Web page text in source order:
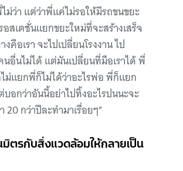
ม่ว่า แต่ว่าพี่แค่ไม่รอให้มีรถขนขยะ
สเตชั่นแยกขยะใหม่ที่จะสร้างเสร็จ
คือเรา จะไปเปลี่ยนโรงงาน ไป
นอื่นไม่ได้ แต่มันเปลี่ยนที่มือเราได้ พี่
ม่แยกพี่ก็ไม่ได้ว่าอะไรพ่อ พี่ก็แยก
อกว่าอันนี้อย่าไปทิ้งอะไรปนนะจะ
20 กว่าปีละทำมาเรื่อยๆ”
มิตรกับสิ่งแวดล้อมให้กลายเป็น